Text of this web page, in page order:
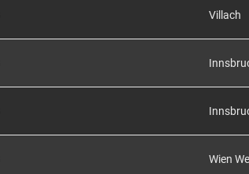
Villach
Wien